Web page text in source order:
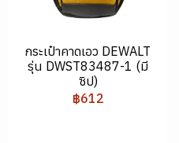
กระเป๋าคาดเอว DEWALT
รุ่น DWST83487-1 (มี
ซิป)
฿612